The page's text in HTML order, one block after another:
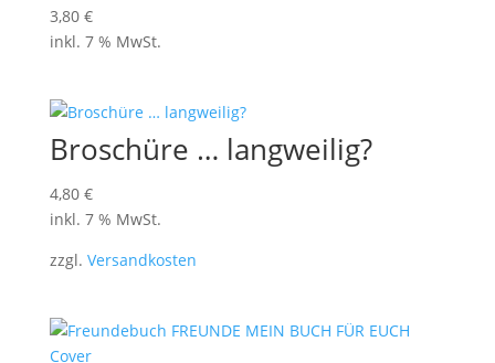
3,80 €
inkl. 7 % MwSt.
Broschüre … langweilig?
4,80 €
inkl. 7 % MwSt.
zzgl. Versandkosten